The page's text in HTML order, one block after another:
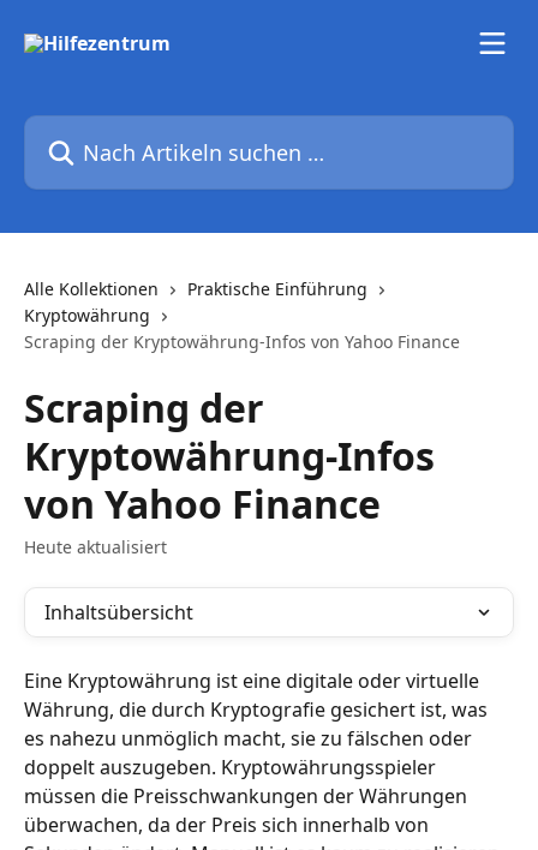
Nach Artikeln suchen …
Alle Kollektionen
Praktische Einführung
Kryptowährung
Scraping der Kryptowährung-Infos von Yahoo Finance
Scraping der
Kryptowährung-Infos
von Yahoo Finance
Heute aktualisiert
Inhaltsübersicht
Eine Kryptowährung ist eine digitale oder virtuelle
Währung, die durch Kryptografie gesichert ist, was
es nahezu unmöglich macht, sie zu fälschen oder
doppelt auszugeben. Kryptowährungsspieler
müssen die Preisschwankungen der Währungen
überwachen, da der Preis sich innerhalb von